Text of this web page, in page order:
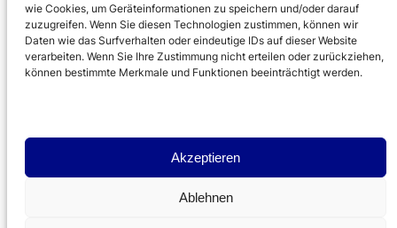
wie Cookies, um Geräteinformationen zu speichern und/oder darauf
zuzugreifen. Wenn Sie diesen Technologien zustimmen, können wir
Daten wie das Surfverhalten oder eindeutige IDs auf dieser Website
verarbeiten. Wenn Sie Ihre Zustimmung nicht erteilen oder zurückziehen,
können bestimmte Merkmale und Funktionen beeinträchtigt werden.
Akzeptieren
Ablehnen